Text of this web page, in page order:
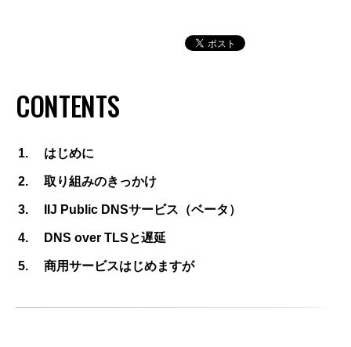
CONTENTS
はじめに
取り組みのきっかけ
IIJ Public DNSサービス（ベータ）
DNS over TLSと遅延
商用サービスはじめますが